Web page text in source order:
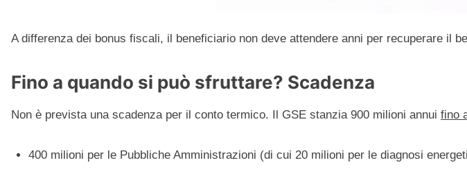
A differenza dei bonus fiscali, il beneficiario non deve attendere anni per recuperare il
Fino a quando si può sfruttare? Scadenza
Non è prevista una scadenza per il conto termico. Il GSE stanzia 900 milioni annui fino
400 milioni per le Pubbliche Amministrazioni (di cui 20 milioni per le diagnosi